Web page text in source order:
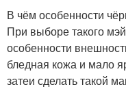
В чём особенности
При выборе такого
особенности
бледная кожа и мало
затеи сделать такой